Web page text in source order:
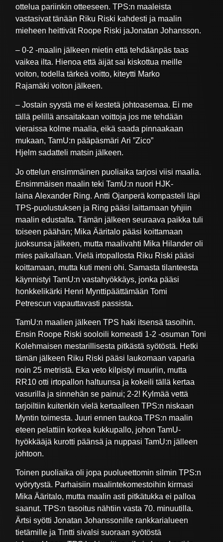
ottelua pariinkin otteeseen. TPS:n maaleista
vastasivat tänään Riku Riski kahdesti ja maalin
mieheen heittivät Roope Riski jaJonatan Johansson.
– 0-2 -maalin jälkeen mietin että tehdäänpäs taas
vaikea ilta. Hienoa että äijät sai kiskottua meille
voiton, todella tärkeä voitto, kiteytti Marko
Rajamäki voiton jälkeen.
– Jostain syystä me ei kestetä johtoasemaa. Ei me
tällä pelillä ansaitakaan voittoja jos me tehdään
vieraissa kolme maalia, eikä saada pinnaakaan
mukaan, TamU:n pääpäsmäri Ari ”Zico”
Hjelm sadatteli matsin jälkeen.
Jo ottelun ensimmäinen puoliaika tarjosi viisi maalia.
Ensimmäisen maalin teki TamU:n nuori HJK-
laina Alexander Ring. Antti Ojanperä kompasteli läpi
TPS-puolustuksen ja Ring pääsi laittamaan tyhjiin
maalin edustalta. Tämän jälkeen seuraava paikka tuli
toiseen päähän; Mika Ääritalo pääsi koittamaan
juoksunsa jälkeen, mutta maalivahti Mika Hilander oli
mies paikallaan. Vielä irtopallosta Riku Riski pääsi
koittamaan, mutta kuti meni ohi. Samasta tilanteesta
käynnistyi TamU:n vastahyökkäys, jonka pääsi
honkkelikärki Henri Mynttipäättämään Tomi
Petrescun vapauttavasti passista.
TamU:n maalien jälkeen TPS haki itsensä tasoihin.
Ensin Roope Riski sooloili komeasti 1-2 -osuman Toni
Kolehmaisen mestarillisesta pitkästä syötöstä. Hetki
tämän jälkeen Riku Riski pääsi laukomaan vaparia
noin 25 metristä. Eka veto kilpistyi muuriin, mutta
RR10 otti irtopallon haltuunsa ja kokeili tällä kertaa
vasurilla ja sinnehän se painui; 2-2! Kylmää vettä
tarjoiltiin kuitenkin vielä kertaalleen TPS:n niskaan
Myntin toimesta. Juuri ennen taukoa TPS:n maalin
eteen pelattiin korkea kukkupallo, johon TamU-
hyökkääjä kurotti päänsä ja nuppasi TamU:n jälleen
johtoon.
Toinen puoliaika oli jopa puolueettomin silmin TPS:n
vyörytystä. Parhaisiin maalintekomestoihin kirmasi
Mika Ääritalo, mutta maalin asti pitkätukka ei palloa
saanut. TPS:n tasoitus nähtiin vasta 70. minuutilla.
Ärtsi syötti Jonatan Johanssonille rankkarialueen
tietämille ja Tintti sivalsi suoraan syötöstä